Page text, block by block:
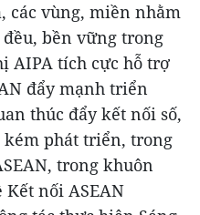
các vùng, miền nhằm
bền vững trong
AIPA tích cực hỗ trợ
đẩy mạnh triển
thúc đẩy kết nối số,
kém phát triển, trong
trong khuôn
Kết nối ASEAN